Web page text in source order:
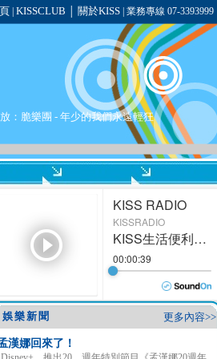
KISSCLUB 關於KISS| 業務專線 07-3393999
：脆樂團 - 年少的我們永遠輕狂
更多內容>>
娛樂新聞
漢娜回來了！